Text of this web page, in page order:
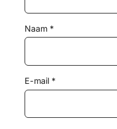
Naam *
E-mail *